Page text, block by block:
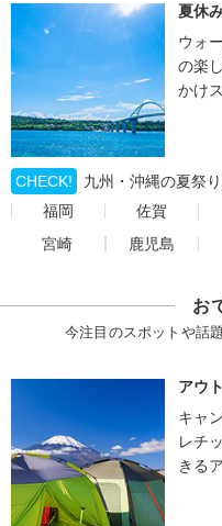
夏休
ウォ
の楽
かけ
CHECK!
九州・沖縄の夏祭
福岡
佐賀
宮崎
鹿児島
お
今注目のスポットや話
アウ
キャ
レチ
きる